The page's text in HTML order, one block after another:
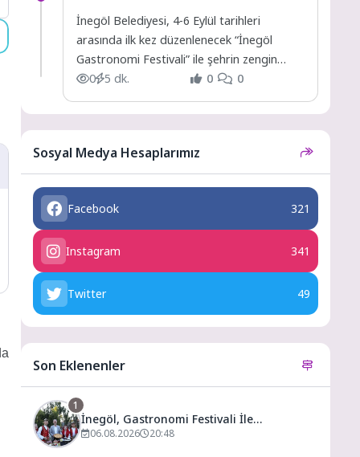
İnegöl Belediyesi, 4-6 Eylül tarihleri
arasında ilk kez düzenlenecek “İnegöl
Gastronomi Festivali” ile şehrin zengin
mutfak kültürünü, yöresel ürünlerini ve...
0 5 dk. 0 0
Sosyal Medya Hesaplarımız
Facebook 321
Instagram 341
Twitter 49
Son Eklenenler
1
İnegöl, Gastronomi Festivali İle
Lezzetlerini Vitrine Çıkarıyor
06.08.2026 20:48